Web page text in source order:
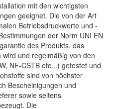
mit den wichtigsten
geeignet. Die von der Art
Betriebsdruckwerte und -
der Norm UNI EN
des Produkts, das
und regelmäßig von den
NF-CSTB etc...) getestet und
sind von höchster
Bescheinigungen und
sowie seitens
Die